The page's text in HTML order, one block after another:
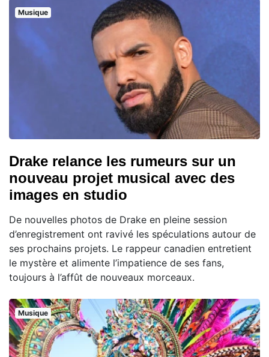
Musique
Drake relance les rumeurs sur un
nouveau projet musical avec des
images en studio
De nouvelles photos de Drake en pleine session
d’enregistrement ont ravivé les spéculations autour de
ses prochains projets. Le rappeur canadien entretient
le mystère et alimente l’impatience de ses fans,
toujours à l’affût de nouveaux morceaux.
Musique